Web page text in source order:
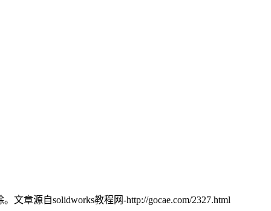
文章源自solidworks教程网-http://gocae.com/2327.html